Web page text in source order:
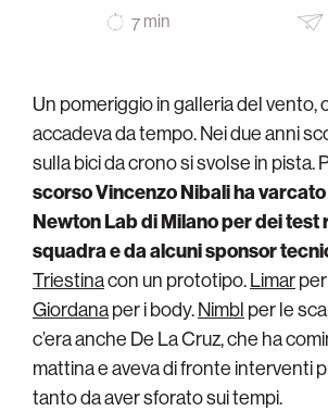
7 min
Un pomeriggio in galleria del vento,
accadeva da tempo. Nei due anni
sulla bici da crono si svolse in pista.
scorso Vincenzo Nibali ha
Newton Lab di Milano per dei test
squadra e da alcuni sponsor
Triestinacon un prototipo.Limar
Giordanaper i body.Nimbl per le
c’era anche De La Cruz, che ha
mattina e aveva di fronte interventi
tanto da aver sforato sui tempi.